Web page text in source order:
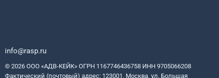
info@rasp.ru
© 2026 ООО «АДВ-КЕЙК» ОГРН 1167746436758 ИНН 9705066208
Фактический (почтовый) адрес: 123001, Москва, ул. Большая